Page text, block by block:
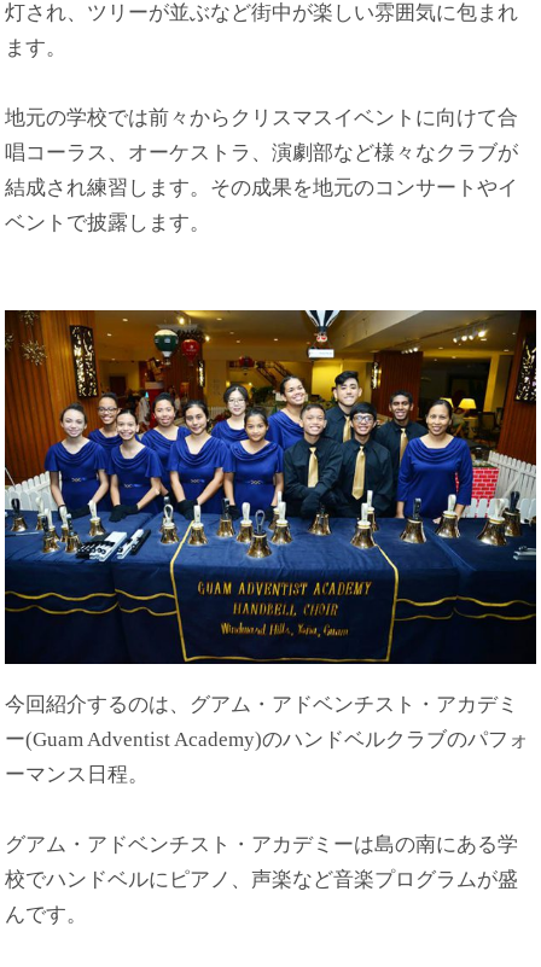
灯され、ツリーが並ぶなど街中が楽しい雰囲気に包まれ
ます。
地元の学校では前々からクリスマスイベントに向けて合
唱コーラス、オーケストラ、演劇部など様々なクラブが
結成され練習します。その成果を地元のコンサートやイ
ベントで披露します。
今回紹介するのは、グアム・アドベンチスト・アカデミ
ー(Guam Adventist Academy)のハンドベルクラブのパフォ
ーマンス日程。
グアム・アドベンチスト・アカデミーは島の南にある学
校でハンドベルにピアノ、声楽など音楽プログラムが盛
んです。